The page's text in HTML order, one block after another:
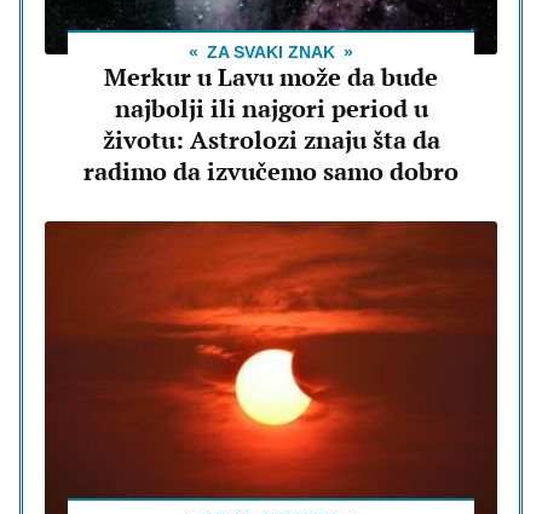
ZA SVAKI ZNAK
Merkur u Lavu može da bude
najbolji ili najgori period u
životu: Astrolozi znaju šta da
radimo da izvučemo samo dobro